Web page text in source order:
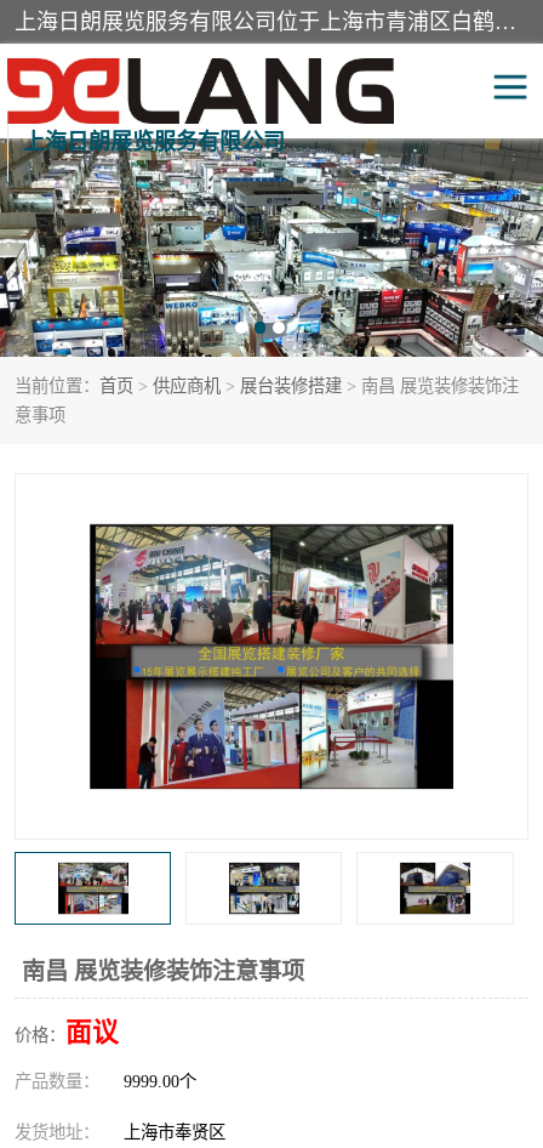
上海日朗展览服务有限公司位于上海市青浦区白鹤镇，营业范围有展览展示会务服务，室内装饰设计及施工，展示道具设计制作，舞台设计，图文设计，灯箱制作，园林绿化工程，广告装潢材料，建筑材料，办公用品，工艺礼品日用百货销售。
上海日朗展览服务有限公司
当前位置： 首页 > 供应商机 > 展台装修搭建 > 南昌 展览装修装饰注
意事项
南昌 展览装修装饰注意事项
价格： 面议
产品数量： 9999.00个
发货地址： 上海市奉贤区
展台装修搭建 活动会议执行
展厅装修 专柜制作
展会装修设计 展会搭建
活动策划 展会服务